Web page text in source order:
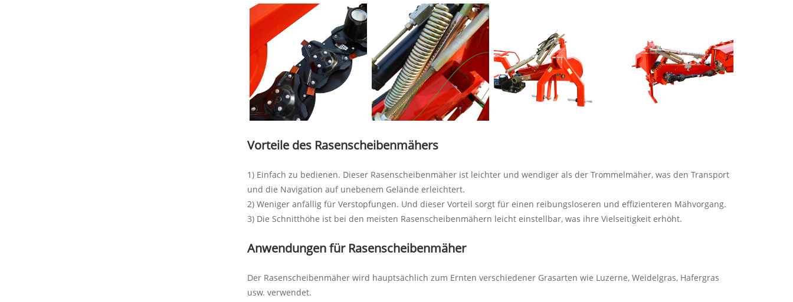
Vorteile des Rasenscheibenmähers
1) Einfach zu bedienen. Dieser Rasenscheibenmäher ist leichter und wendiger als der Trommelmäher, was den Transport
und die Navigation auf unebenem Gelände erleichtert.
2) Weniger anfällig für Verstopfungen. Und dieser Vorteil sorgt für einen reibungsloseren und effizienteren Mähvorgang.
3) Die Schnitthöhe ist bei den meisten Rasenscheibenmähern leicht einstellbar, was ihre Vielseitigkeit erhöht.
Anwendungen für Rasenscheibenmäher
Der Rasenscheibenmäher wird hauptsächlich zum Ernten verschiedener Grasarten wie Luzerne, Weidelgras, Hafergras
usw. verwendet.